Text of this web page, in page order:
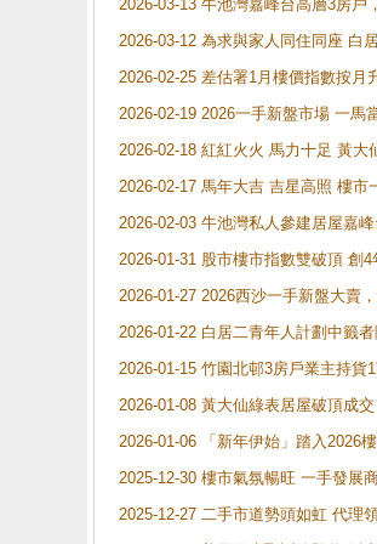
2026-03-13 牛池灣嘉峰台高層3房戶
2026-03-12 為求與家人同住同座 白
2026-02-25 差估署1月樓價指數按
2026-02-19 2026一手新盤市場 一馬
2026-02-18 紅紅火火 馬力十足 黃
2026-02-17 馬年大吉 吉星高照 樓
2026-02-03 牛池灣私人參建居屋嘉
2026-01-31 股市樓市指數雙破頂 創
2026-01-27 2026西沙一手新盤大賣
2026-01-22 白居二青年人計劃中籤
2026-01-15 竹園北邨3房戶業主持貨
2026-01-08 黃大仙綠表居屋破頂成
2026-01-06 「新年伊始」踏入2026
2025-12-30 樓市氣氛暢旺 一手發展
2025-12-27 二手市道勢頭如虹 代理